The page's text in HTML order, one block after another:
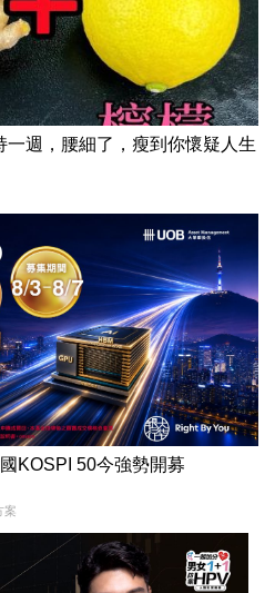
週，腰細了，瘦到你懷疑人生
KOSPI 50今強勢開募
案